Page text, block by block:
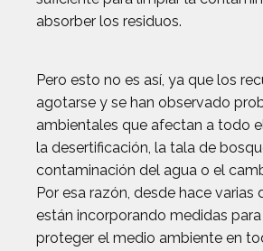
absorber los residuos.
Pero esto no es así, ya que los
agotarse y se han observado
ambientales que afectan a todo
la desertificación, la tala de
contaminación del agua o el
Por esa razón, desde hace varias
están incorporando medidas
proteger el medio ambiente en